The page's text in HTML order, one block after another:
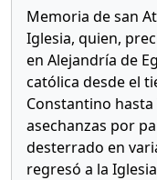
Memoria de san
Iglesia, quien,
en Alejandría de
católica desde el
Constantino
asechanzas por
desterrado en
regresó a la